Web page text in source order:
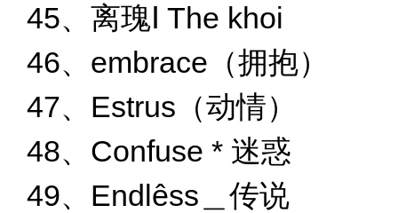
45、离瑰Ⅰ The khoi
46、embrace（拥抱）
47、Estrus（动情）
48、Confuse * 迷惑
49、Endlêss＿传说